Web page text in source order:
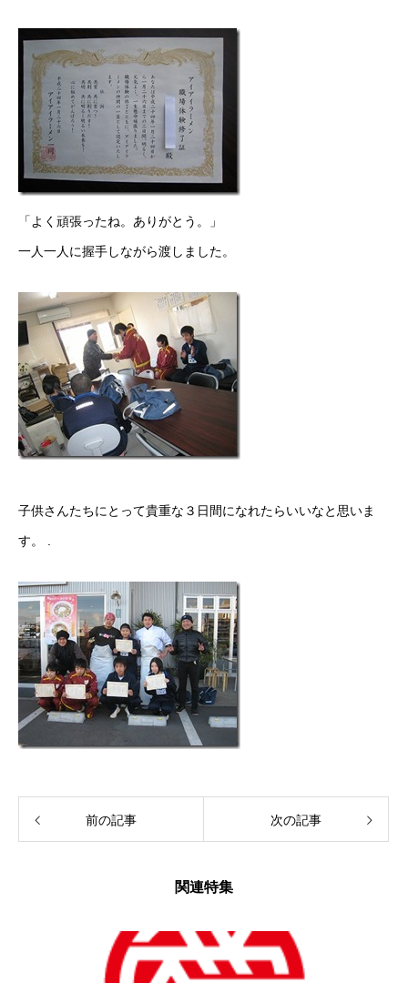
「よく頑張ったね。ありがとう。」
一人一人に握手しながら渡しました。
子供さんたちにとって貴重な３日間になれたらいいなと思いま
す。 .
前の記事 次の記事
関連特集